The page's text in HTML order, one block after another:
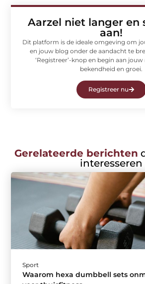
Aarzel niet langer en
aan!
Dit platform is de ideale omgeving om
en jouw blog onder de aandacht te
‘Registreer’-knop en begin aan
bekendheid en groei.
Registreer nu
Gerelateerde berichten
interesseren
Sport
Waarom hexa dumbbell sets